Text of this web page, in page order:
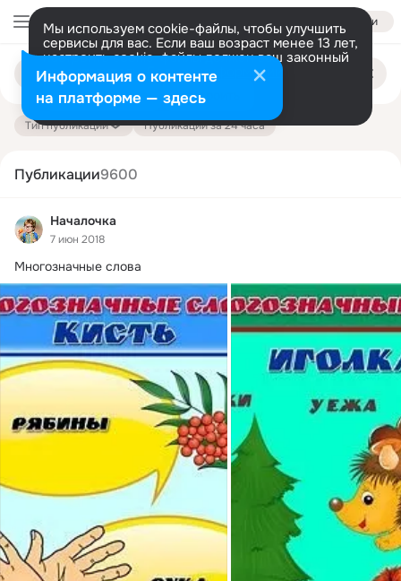
Войти
Мы используем cookie-файлы, чтобы улучшить
сервисы для вас. Если ваш возраст менее 13 лет,
настроить cookie-файлы должен ваш законный
представитель. Больше информации
Разрешить все Настроить
Поиск
публикациям
Тип публикации Публикации за 24 часа
Публикации9600
Началочка
7 июн 2018
Многозначные слова
Информация о контенте
на платформе — здесь